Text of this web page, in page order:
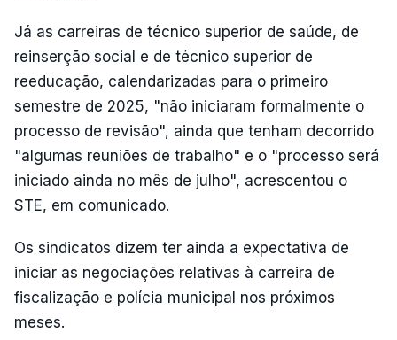
Já as carreiras de técnico superior de saúde, de
reinserção social e de técnico superior de
reeducação, calendarizadas para o primeiro
semestre de 2025, "não iniciaram formalmente o
processo de revisão", ainda que tenham decorrido
"algumas reuniões de trabalho" e o "processo será
iniciado ainda no mês de julho", acrescentou o
STE, em comunicado.
Os sindicatos dizem ter ainda a expectativa de
iniciar as negociações relativas à carreira de
fiscalização e polícia municipal nos próximos
meses.